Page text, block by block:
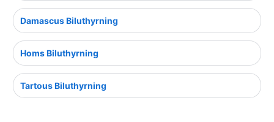
Damascus Biluthyrning
Homs Biluthyrning
Tartous Biluthyrning